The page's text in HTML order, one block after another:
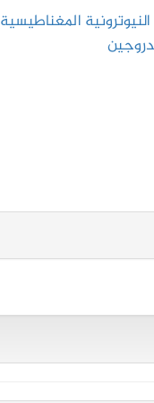
المغناطيسية